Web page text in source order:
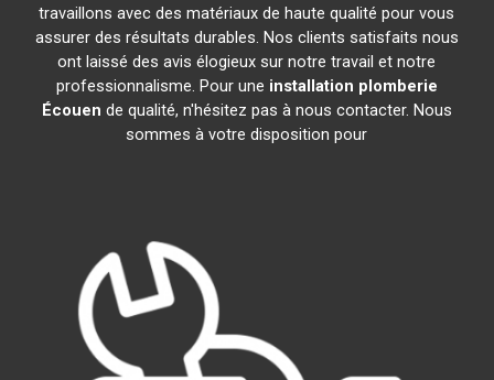
travaillons avec des matériaux de haute qualité pour vous
assurer des résultats durables. Nos clients satisfaits nous
ont laissé des avis élogieux sur notre travail et notre
professionnalisme. Pour une installation plomberie
Écouen de qualité, n'hésitez pas à nous contacter. Nous
sommes à votre disposition pour